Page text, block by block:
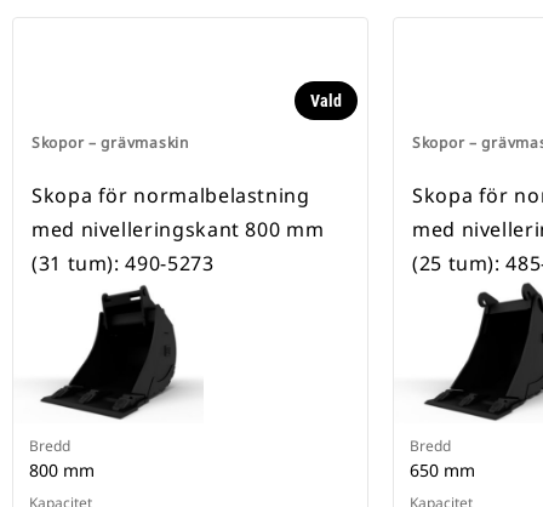
Skopor – grävmaskin
Vald
Skopa för normalbelastning
med nivelleringskant 800 mm
(31 tum): 490-5273
Bredd
800 mm
Skopor –
Skopa för
med
(25 tum):
Bredd
650 mm